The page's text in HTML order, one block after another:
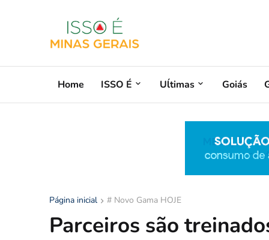
Home ISSO É Uĺtimas Goiás
Página inicial # Novo Gama HOJE
Parceiros são